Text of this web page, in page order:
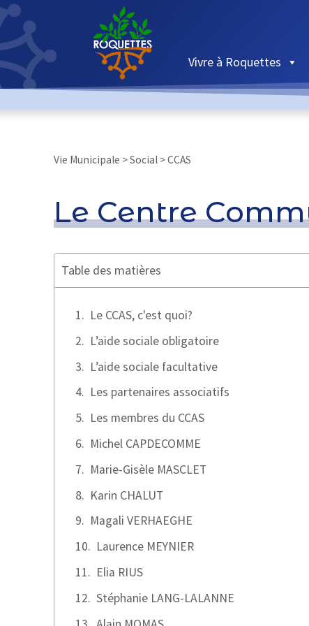
Vivre à Roquettes
Vie Municipale > Social > CCAS
Le Centre
Table des matières
Le CCAS, c'est quoi?
L’aide sociale obligatoire
L’aide sociale facultative
Les partenaires associatifs
Les membres du CCAS
Michel CAPDECOMME
Marie-Gisèle MASCLET
Karin CHALUT
Magali VERHAEGHE
Laurence MEYNIER
Elia RIUS
Stéphanie LANG-LALANNE